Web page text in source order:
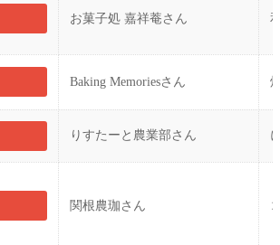
お菓子処 嘉祥菴さん
Baking Memoriesさん
りすたーと農業部さん
関根農珈さん